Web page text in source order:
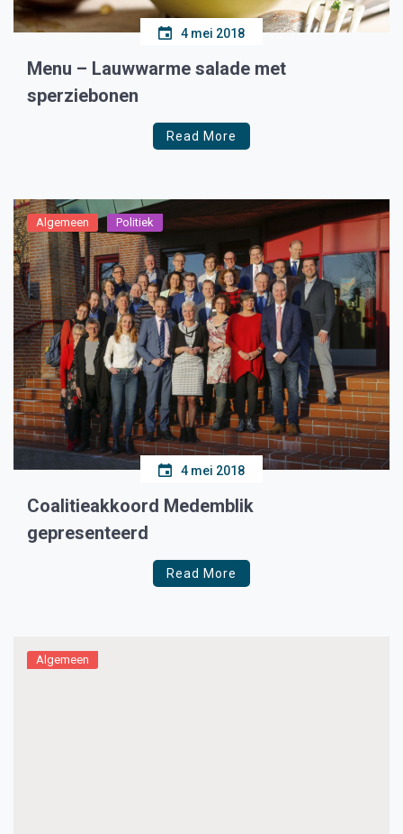
4 mei 2018
Menu – Lauwwarme salade met
sperziebonen
Read More
Algemeen Politiek
4 mei 2018
Coalitieakkoord Medemblik
gepresenteerd
Read More
Algemeen